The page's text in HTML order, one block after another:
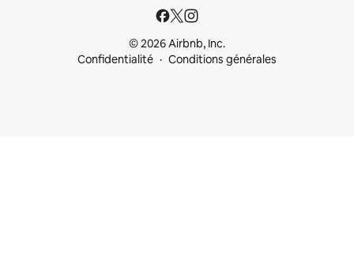
© 2026 Airbnb, Inc.
Confidentialité
Conditions générales